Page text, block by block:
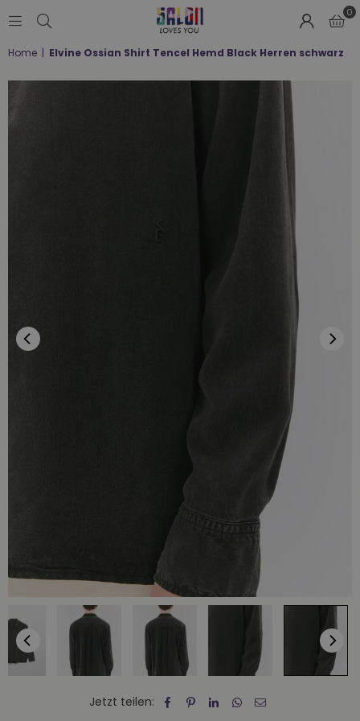
LOVES
0
Home | Elvine Ossian Shirt Tencel Hemd Black Herren schwarz
Jetzt teilen: